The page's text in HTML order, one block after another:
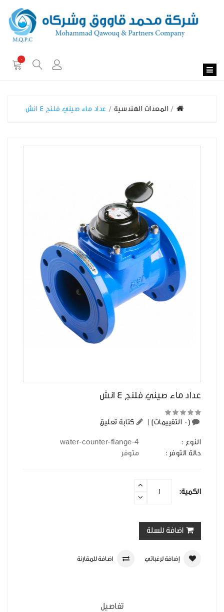
0
المعدات الهندسية عداد ماء صيني فلنج 4 انش
عداد ماء صيني فلنج 4 انش
(0 التقييمات) كتابة تعليق
النوع :
حالة التوفر : متوفر
الكمية:
اضافة للسلة
إضافة لرغباتي اضافة للمقارنة
تفاصيل